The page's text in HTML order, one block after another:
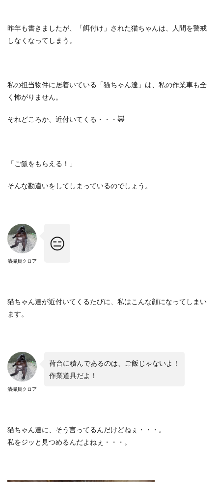
昨年も書きましたが、「餌付け」された猫ちゃんは、人間を警戒
しなくなってしまう。
私の担当物件に居着いている「猫ちゃん達」は、私の作業車も全
く怖がりません。
それどころか、近付いてくる・・・ 🙀
「ご飯をもらえる！」
そんな勘違いをしてしまっているのでしょう。
清掃員クロア
😑
猫ちゃん達が近付いてくるたびに、私はこんな顔になってしまい
ます。
清掃員クロア
荷台に積んであるのは、ご飯じゃないよ！
作業道具だよ！
猫ちゃん達に、そう言ってるんだけどねぇ・・・。
私をジッと見つめるんだよねぇ・・・。